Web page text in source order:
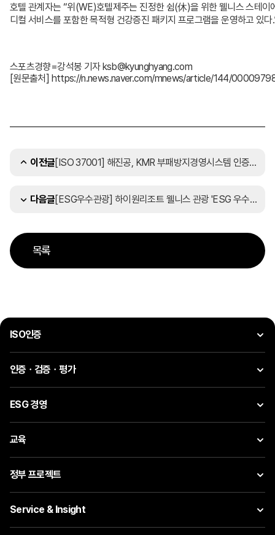
호텔 관계자는 “위(WE)호텔제주는 진정한 쉼(休)을 위한 웰니스 스테
디컬 서비스를 포함한 목적형 건강증진 패키지 프로그램을 운영하고 있다
스포츠경향=강석봉 기자 ksb@kyunghyang.com
[원문출처] https://n.news.naver.com/mnews/article/144/
이전글 [ISO 37001] 해진공, KMR 부패방지경영시스템 인증 취득
다음글 [ESG우수관광] 하이원리조트 웰니스 관광 'ESG 우수관광' 인증
목록
ISO인증
인증ㆍ검증ㆍ평가
ESG 경영
교육
정부 프로젝트
Service & Insight